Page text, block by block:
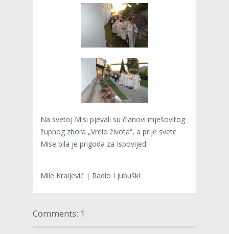
Na svetoj Misi pjevali su članovi mješovitog
župnog zbora „Vrelo života“, a prije svete
Mise bila je prigoda za Ispovijed.
Mile Kraljević | Radio Ljubuški
Comments: 1